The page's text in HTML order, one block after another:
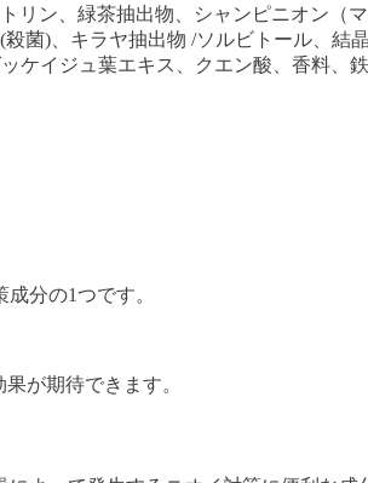
リン、緑茶抽出物、シャンピニオン（
菌)、キラヤ抽出物 /ソルビトール、結
ケイジュ葉エキス、クエン酸、香料、
分の1つです。
が期待できます。